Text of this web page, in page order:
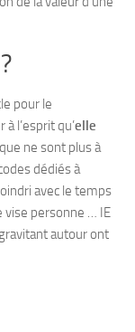
pour le
l’esprit qu’elle
ne sont plus à
dédiés à
avec le temps
vise personne … IE
autour ont